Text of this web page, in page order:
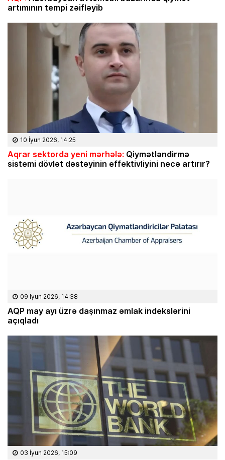
artımının tempi zəifləyib
10 İyun 2026, 14:25
Aqrar sektorda yeni mərhələ: Qiymətləndirmə
sistemi dövlət dəstəyinin effektivliyini necə artırır?
09 İyun 2026, 14:38
AQP may ayı üzrə daşınmaz əmlak indekslərini
açıqladı
03 İyun 2026, 15:09